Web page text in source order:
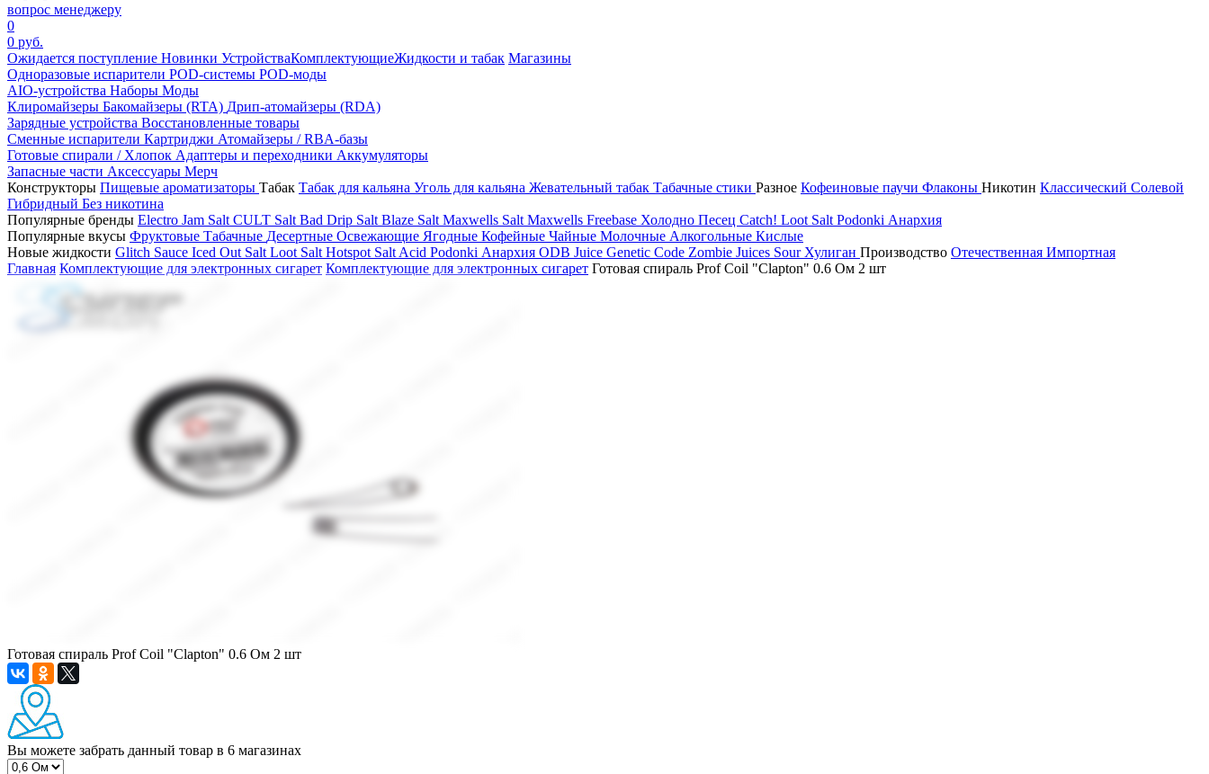
вопрос менеджеру
0
0 руб.
Ожидается поступление Новинки УстройстваКомплектующиеЖидкости и табак Магазины
Одноразовые испарители POD-системы POD-моды
AIO-устройства Наборы Моды
Клиромайзеры Бакомайзеры (RTA) Дрип-атомайзеры (RDA)
Зарядные устройства Восстановленные товары
Сменные испарители Картриджи Атомайзеры / RBA-базы
Готовые спирали / Хлопок Адаптеры и переходники Аккумуляторы
Запасные части Аксессуары Мерч
Конструкторы Пищевые ароматизаторы Табак Табак для кальяна Уголь для кальяна Жевательный табак Табачные стики Разное Кофеиновые паучи Флаконы Никотин Классический Солевой
Гибридный Без никотина
Популярные бренды Electro Jam Salt CULT Salt Bad Drip Salt Blaze Salt Maxwells Salt Maxwells Freebase Холодно Песец Catch! Loot Salt Podonki Анархия
Популярные вкусы Фруктовые Табачные Десертные Освежающие Ягодные Кофейные Чайные Молочные Алкогольные Кислые
Новые жидкости Glitch Sauce Iced Out Salt Loot Salt Hotspot Salt Acid Podonki Анархия ODB Juice Genetic Code Zombie Juices Sour Хулиган Производство Отечественная Импортная
Главная Комплектующие для электронных сигарет Комплектующие для электронных сигарет Готовая спираль Prof Coil "Clapton" 0.6 Ом 2 шт
Готовая спираль Prof Coil "Clapton" 0.6 Ом 2 шт
Вы можете забрать данный товар в 6 магазинах